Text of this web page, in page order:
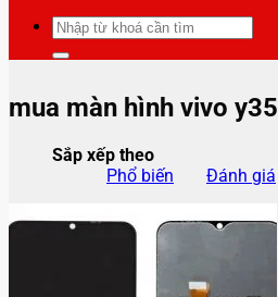
Tìm
kiếm:
mua màn hình vivo y35
Sắp xếp theo
Phổ biến
Đánh giá